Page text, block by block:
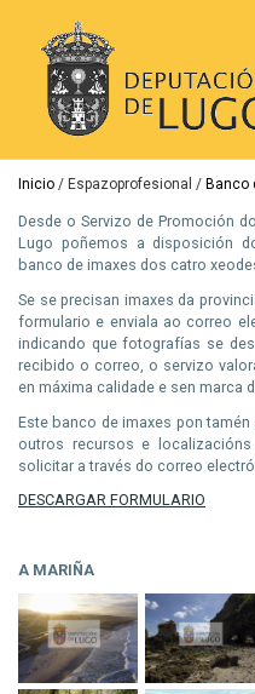
contido
principal
Miga
de
pan
Inicio Espazoprofesional Banco
Desde o Servizo de Promoción
Lugo poñemos a disposición
banco de imaxes dos catro
Se se precisan imaxes da
formulario e enviala ao correo
indicando que fotografías se
recibido o correo, o servizo
en máxima calidade e sen marca
Este banco de imaxes pon
outros recursos e
solicitar a través do correo
DESCARGAR FORMULARIO
A MARIÑA